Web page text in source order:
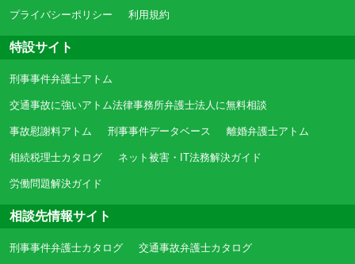
プライバシーポリシー 利用規約
特設サイト
刑事事件弁護士アトム
交通事故に強いアトム法律事務所弁護士法人に無料相談
事故慰謝料アトム 刑事事件データベース 離婚弁護士アトム
相続税理士カタログ ネット被害・IT法務解決ガイド
労働問題解決ガイド
相談先情報サイト
刑事事件弁護士カタログ 交通事故弁護士カタログ